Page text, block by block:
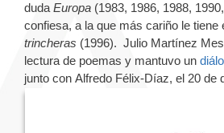
duda Europa (1983, 1986, 1988,
confiesa, a la que más cariño le tiene
trincheras (1996). Julio Martínez
lectura de poemas y mantuvo un
junto con Alfredo Félix-Díaz, el 20 de